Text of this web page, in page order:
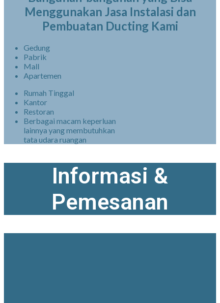
Menggunakan Jasa Instalasi dan
Pembuatan Ducting Kami
Gedung
Pabrik
Mall
Apartemen
Rumah Tinggal
Kantor
Restoran
Berbagai macam keperluan
lainnya yang membutuhkan
tata udara ruangan
Informasi &
Pemesanan